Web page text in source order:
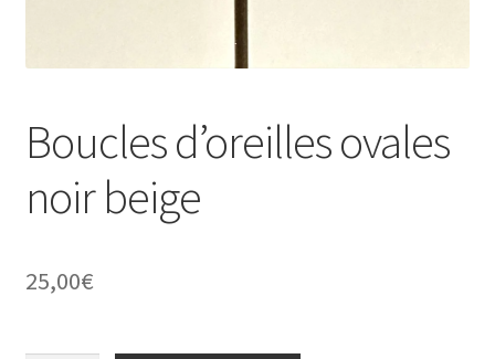
Boucles d’oreilles ovales
noir beige
25,00€